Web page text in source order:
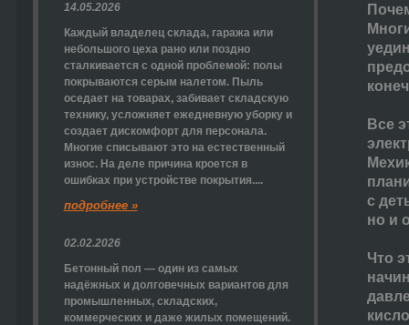
Все
с
но и
Что
14.05.2026
Каждый владелец склада, гаража или
небольшого цеха рано или поздно
сталкивается с одной проблемой: полы
покрываются серым налетом. Пыль
оседает на товарах, забивает складскую
технику, усложняет ежедневную уборку и
создает дискомфорт для персонала.
Многие списывают это на естественный
износ. На деле причина кроется в
ошибках при устройстве покрытия....
подробнее »
02.02.2026
Бетонный пол — один из самых
надёжных и долговечных вариантов для
промышленных, складских,
коммерческих и даже жилых помещений.